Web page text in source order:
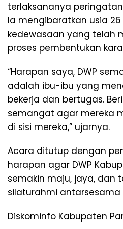
terlaksananya peringatan
Ia mengibaratkan usia
kedewasaan yang telah
proses pembentukan
“Harapan saya, DWP
adalah ibu-ibu yang
bekerja dan bertugas.
semangat agar mereka
di sisi mereka,” ujarnya.
Acara ditutup dengan
harapan agar DWP
semakin maju, jaya, dan
silaturahmi
Diskominfo Kabupaten